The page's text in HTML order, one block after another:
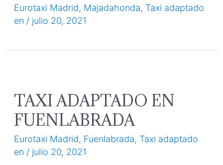
Eurotaxi Madrid, Majadahonda, Taxi adaptado
en / julio 20, 2021
TAXI ADAPTADO EN
FUENLABRADA
Eurotaxi Madrid, Fuenlabrada, Taxi adaptado
en / julio 20, 2021